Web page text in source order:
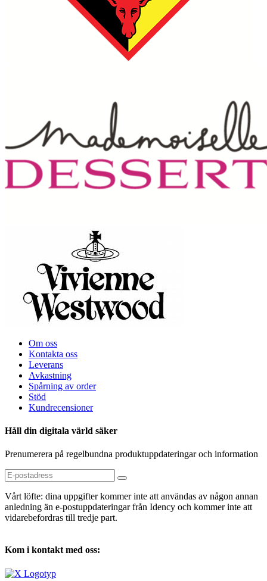
Om oss
Kontakta oss
Leverans
Avkastning
Spårning av order
Stöd
Kundrecensioner
Håll din digitala värld säker
Prenumerera på regelbundna produktuppdateringar och information
Vårt löfte: dina uppgifter kommer inte att användas av någon annan
anledning än e-postuppdateringar från Idency och kommer inte att
vidarebefordras till tredje part.
Kom i kontakt med oss: